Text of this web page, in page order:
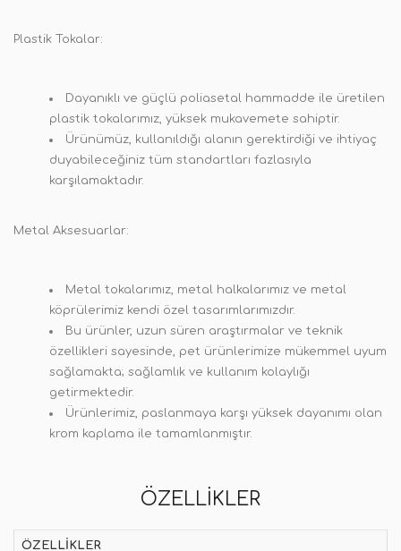
Plastik Tokalar:
Dayanıklı ve güçlü poliasetal hammadde ile üretilen
plastik tokalarımız, yüksek mukavemete sahiptir.
Ürünümüz, kullanıldığı alanın gerektirdiği ve ihtiyaç
duyabileceğiniz tüm standartları fazlasıyla
karşılamaktadır.
Metal Aksesuarlar:
Metal tokalarımız, metal halkalarımız ve metal
köprülerimiz kendi özel tasarımlarımızdır.
Bu ürünler, uzun süren araştırmalar ve teknik
özellikleri sayesinde, pet ürünlerimize mükemmel uyum
sağlamakta; sağlamlık ve kullanım kolaylığı
getirmektedir.
Ürünlerimiz, paslanmaya karşı yüksek dayanımı olan
krom kaplama ile tamamlanmıştır.
ÖZELLIKLER
ÖZELLIKLER